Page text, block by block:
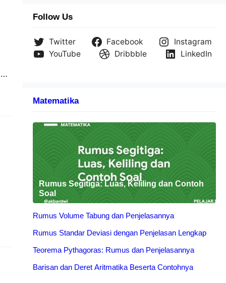
Follow Us
Twitter Facebook
Instagram
YouTube
Dribbble LinkedIn
Matematika
Rumus Segitiga: Luas, Keliling dan Contoh
Soal
Rumus Volume Tabung dan Penjelasannya
Rumus Standar Deviasi dengan Penjelasan Lengkap
Teorema Pythagoras: Rumus dan Penjelasannya
Barisan dan Deret Aritmatika Beserta Contohnya